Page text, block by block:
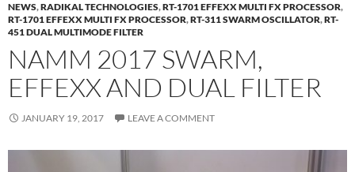
NEWS,RADIKAL TECHNOLOGIES,RT-1701 EFFEXX MULTI FX PROCESSOR,
RT-1701 EFFEXX MULTI FX PROCESSOR,RT-311 SWARM OSCILLATOR,RT-
451 DUAL MULTIMODE FILTER
NAMM 2017 SWARM,
EFFEXX AND DUAL FILTER
JANUARY 19, 2017 LEAVE A COMMENT